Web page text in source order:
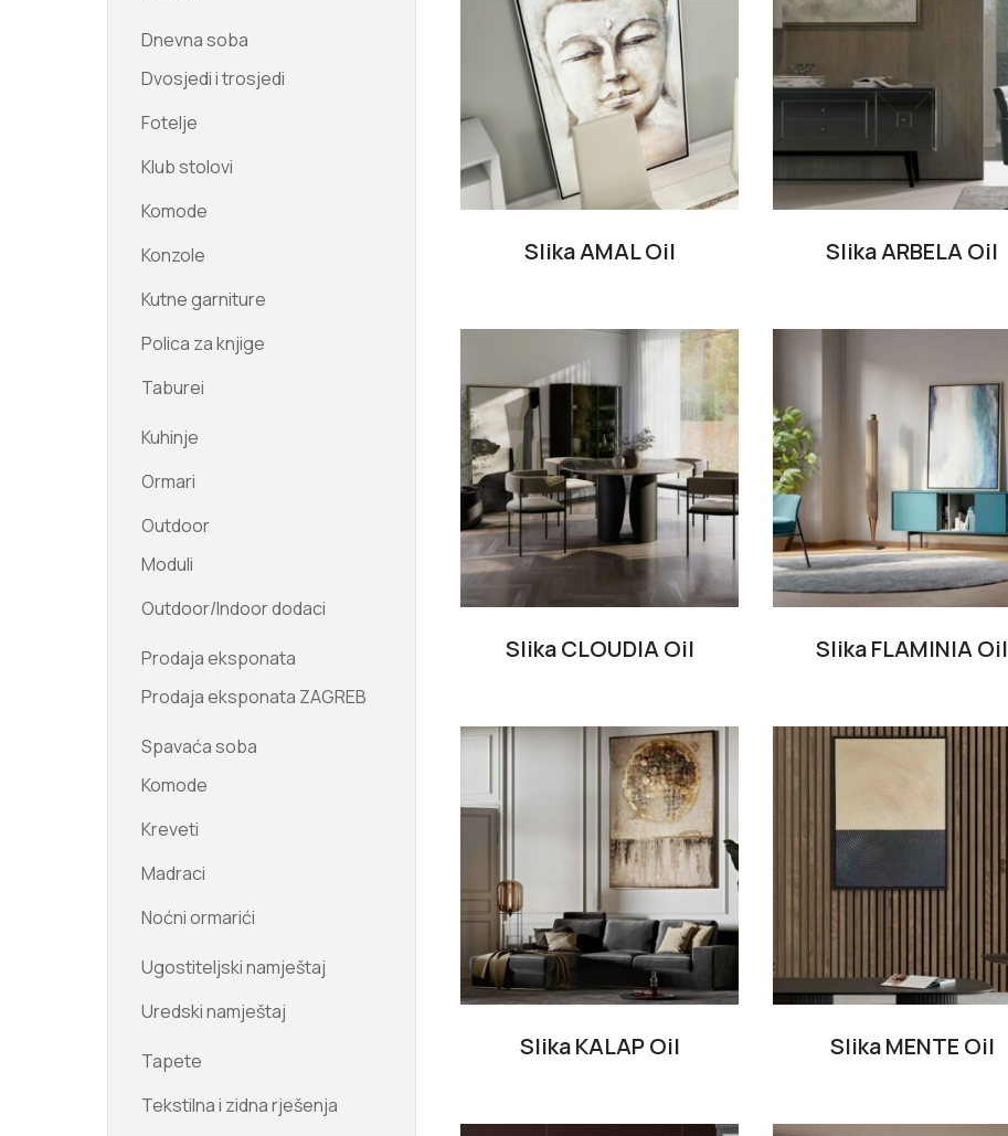
Slika AMAL Oil Slika ARBELA Oil
Slika CLOUDIA Oil Slika FLAMINIA Oil
Slika KALAP Oil Slika MENTE Oil
Dnevna soba
Dvosjedi i trosjedi
Fotelje
Klub stolovi
Komode
Konzole
Kutne garniture
Polica za knjige
Taburei
Kuhinje
Ormari
Outdoor
Moduli
Outdoor/Indoor dodaci
Prodaja eksponata
Prodaja eksponata ZAGREB
Spavaća soba
Komode
Kreveti
Madraci
Noćni ormarići
Ugostiteljski namještaj
Uredski namještaj
Tapete
Tekstilna i zidna rješenja